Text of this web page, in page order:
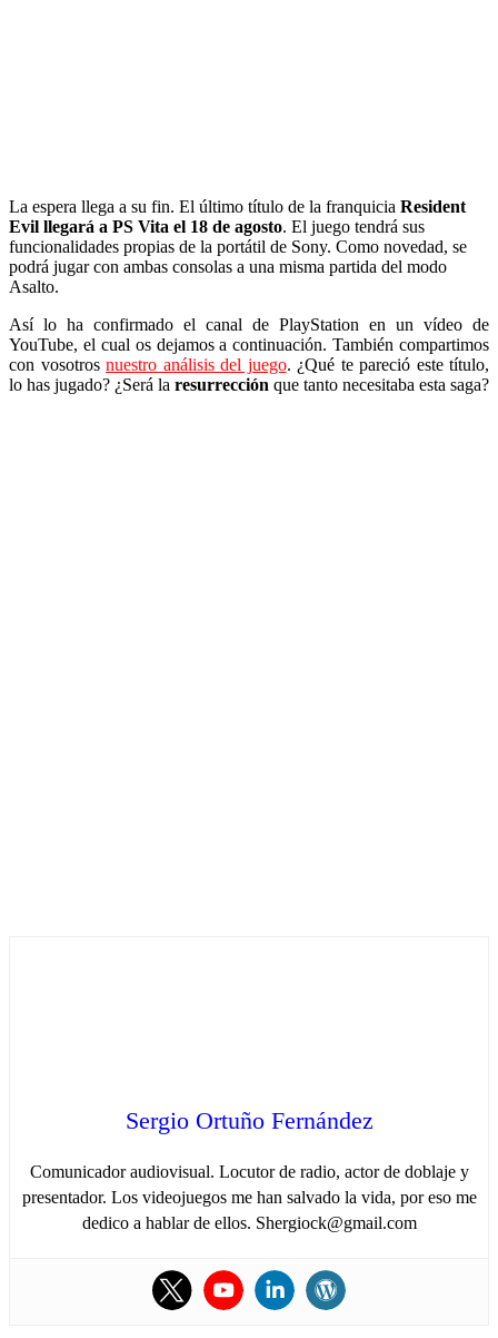
La espera llega a su fin. El último título de la franquicia Resident
Evil llegará a PS Vita el 18 de agosto. El juego tendrá sus
funcionalidades propias de la portátil de Sony. Como novedad, se
podrá jugar con ambas consolas a una misma partida del modo
Asalto.
Así lo ha confirmado el canal de PlayStation en un vídeo de
YouTube, el cual os dejamos a continuación. También compartimos
con vosotros nuestro análisis del juego. ¿Qué te pareció este título,
lo has jugado? ¿Será la resurrección que tanto necesitaba esta saga?
Sergio Ortuño Fernández
Comunicador audiovisual. Locutor de radio, actor de doblaje y
presentador. Los videojuegos me han salvado la vida, por eso me
dedico a hablar de ellos. Shergiock@gmail.com